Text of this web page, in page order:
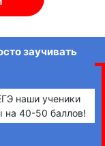
заучивать
наши ученики
на 40-50 баллов!